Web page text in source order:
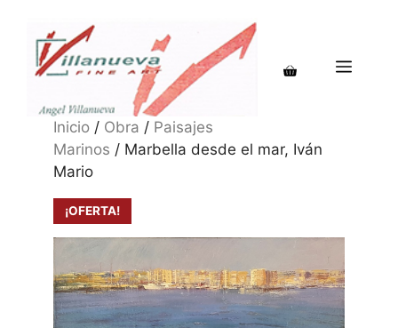
contenido
MENÚ
Inicio / Obra / Paisajes
Marinos / Marbella desde el mar, Iván
Mario
¡OFERTA!